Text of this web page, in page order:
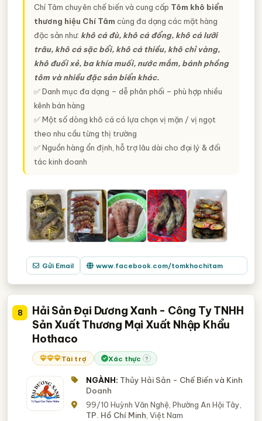
Chí Tâm chuyên chế biến và cung cấp Tôm khô biển
thương hiệu Chí Tâm cùng đa dạng các mặt hàng
đặc sản như: khô cá đù, khô cá đổng, khô cá lưỡi
trâu, khô cá sặc bổi, khô cá thiều, khô chỉ vàng,
khô đuối xẻ, ba khía muối, nước mắm, bánh phồng
tôm và nhiều đặc sản biển khác.
✅ Danh mục đa dạng – dễ phân phối – phù hợp nhiều
kênh bán hàng
✅ Một số dòng khô cá có lựa chọn vị mặn / vị ngọt
theo nhu cầu từng thị trường
✅ Nguồn hàng ổn định, hỗ trợ lâu dài cho đại lý & đối
tác kinh doanh
Gửi Email www.facebook.com/tomkhochitam
8
Hải Sản Đại Dương Xanh - Công Ty TNHH
Sản Xuất Thương Mại Xuất Nhập Khẩu
Hothaco
Tài trợ Xác thực ?
NGÀNH: Thủy Hải Sản - Chế Biến và Kinh
Doanh
99/10 Huỳnh Văn Nghệ, Phường An Hội Tây,
TP. Hồ Chí Minh , Việt Nam